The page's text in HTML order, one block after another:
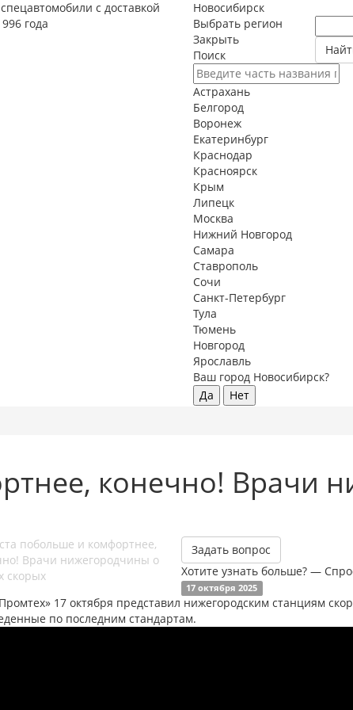
с доставкой
года
Новосибирск
Выбрать регион
Закрыть
Поиск
Астрахань
Белгород
Воронеж
Екатеринбург
Краснодар
Красноярск
Крым
Липецк
Москва
Нижний Новгород
Самара
Ставрополь
Сочи
Санкт-Петербург
Тула
Тюмень
Новгород
Ярославль
Ваш город Новосибирск?
Да
Нет
конечно! Врачи
Задать вопрос
Хотите узнать больше? —
17 октября 2025
17 октября представил нижегородским станциям
по последним стандартам.